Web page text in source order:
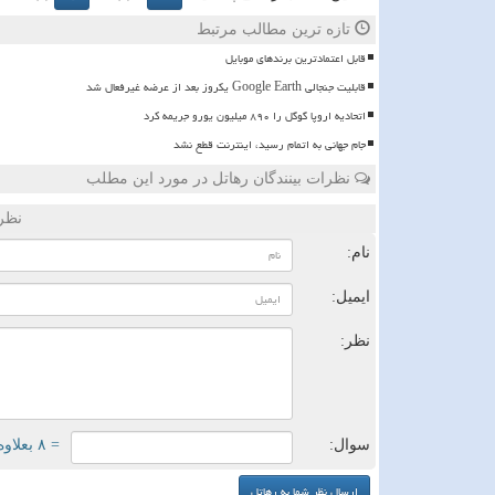
تازه ترین مطالب مرتبط
قابل اعتمادترین برندهای موبایل
قابلیت جنجالی Google Earth یکروز بعد از عرضه غیرفعال شد
اتحادیه اروپا گوگل را ۸۹۰ میلیون یورو جریمه کرد
️جام جهانی به اتمام رسید، اینترنت قطع نشد
نظرات بینندگان رهاتل در مورد این مطلب
نام:
ایمیل:
نظر:
سوال: = ۸ بعلاوه ۳